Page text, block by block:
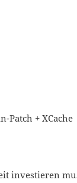
Patch + XCache
investieren